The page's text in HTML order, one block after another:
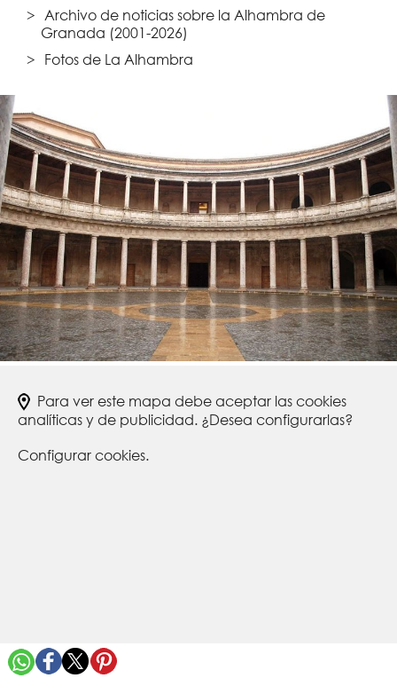
Archivo de noticias sobre la Alhambra de
Granada (2001-2026)
Fotos de La Alhambra
Para ver este mapa debe aceptar las cookies
analíticas y de publicidad. ¿Desea configurarlas?
Configurar cookies.